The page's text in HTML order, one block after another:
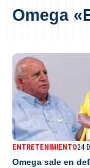
Omega
ENTRETENIMIENTO24
Omega sale en